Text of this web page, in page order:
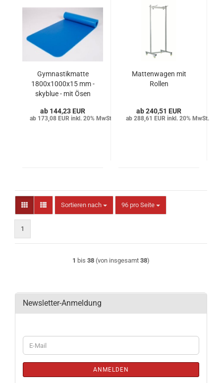
Gymnastikmatte
1800x1000x15 mm -
skyblue - mit Ösen
144,23 EUR
173,08 EUR inkl. 20% MwSt.
Mattenwagen mit
Rollen
240,51 EUR
288,61 EUR inkl. 20% MwSt.
Sortieren nach
Sortieren nach 96 pro Seite
pro Seite
1
1 bis 38 (von insgesamt 38)
Newsletter-Anmeldung
WEITER
ZUR
E-
Mail
ANMELDEN